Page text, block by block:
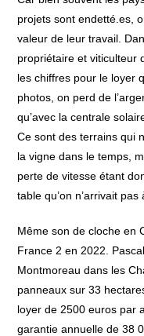
projets sont endetté.es,
valeur de leur travail.
propriétaire et viticulteur
les chiffres pour le loyer
photos, on perd de
qu’avec la centrale
Ce sont des terrains qui
la vigne dans le temps,
perte de vitesse étant
table qu’on n’arrivait
Même son de cloche en
France 2 en 2022.
Montmoreau dans les
panneaux sur 33
loyer de 2500 euros par
garantie annuelle de 38